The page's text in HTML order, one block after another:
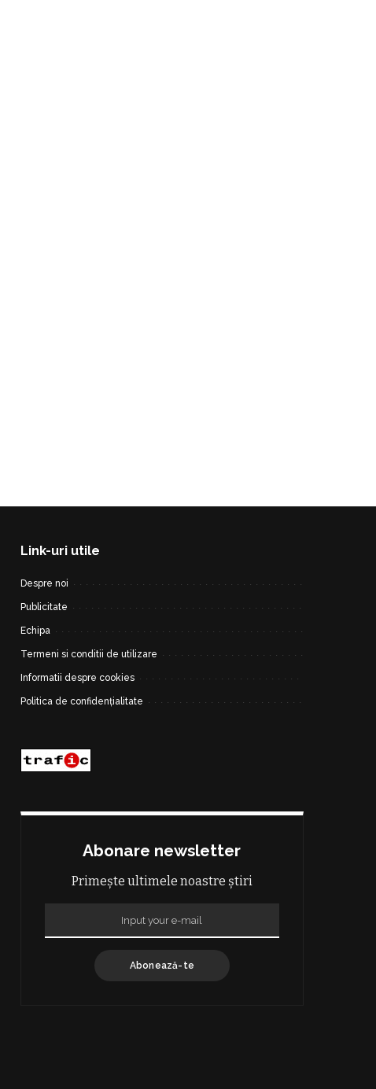
Link-uri utile
Despre noi
Publicitate
Echipa
Termeni si conditii de utilizare
Informatii despre cookies
Politica de confidențialitate
Abonare newsletter
Primește ultimele noastre știri
Abonează-te